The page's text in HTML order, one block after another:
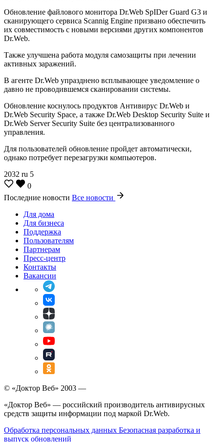
Обновление файлового монитора Dr.Web SpIDer Guard G3 и
сканирующего сервиса Scannig Engine призвано обеспечить
их совместимость с новыми версиями других компонентов
Dr.Web.
Также улучшена работа модуля самозащиты при лечении
активных заражений.
В агенте Dr.Web упразднено всплывающее уведомление о
давно не проводившемся сканировании системы.
Обновление коснулось продуктов Антивирус Dr.Web и
Dr.Web Security Space, а также Dr.Web Desktop Security Suite и
Dr.Web Server Security Suite без централизованного
управления.
Для пользователей обновление пройдет автоматически,
однако потребует перезагрузки компьютеров.
2032 ru 5
0
Последние новости Все новости
Для дома
Для бизнеса
Поддержка
Пользователям
Партнерам
Пресс-центр
Контакты
Вакансии
© «Доктор Веб» 2003 —
«Доктор Веб» — российский производитель антивирусных
средств защиты информации под маркой Dr.Web.
Обработка персональных данных Безопасная разработка и
выпуск обновлений